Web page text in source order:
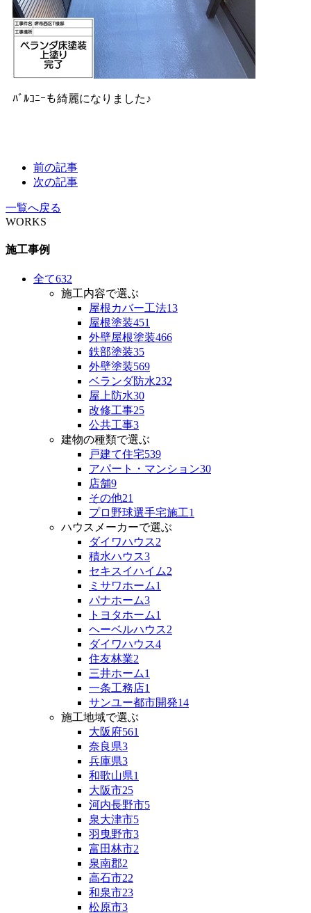
ﾊﾞﾙｺﾆｰも綺麗になりました♪
前の記事
次の記事
一覧へ戻る
WORKS
施工事例
全て632
施工内容で選ぶ
屋根カバー工法13
屋根塗装451
外壁屋根塗装466
鉄部塗装35
外壁塗装569
ベランダ防水232
屋上防水30
改修工事25
公共工事3
建物の種類で選ぶ
戸建て住宅539
アパート・マンション30
店舗9
その他21
プロ野球選手宅施工1
ハウスメーカーで選ぶ
ダイワハウス2
積水ハウス3
セキスイハイム2
ミサワホーム1
パナホーム3
トヨタホーム1
ヘーベルハウス2
ダイワハウス4
住友林業2
三井ホーム1
一条工務店1
サンユー都市開発14
施工地域で選ぶ
大阪府561
奈良県3
兵庫県3
和歌山県1
大阪市25
河内長野市5
泉大津市5
羽曳野市3
富田林市2
泉南郡2
高石市22
和泉市23
松原市3